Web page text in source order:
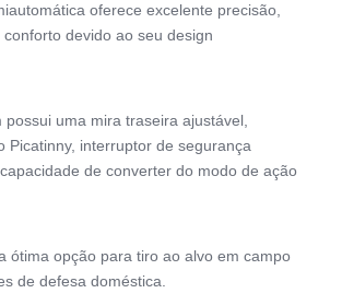
oferece excelente precisão,
devido ao seu design
possui uma mira traseira ajustável,
Picatinny, interruptor de segurança
de converter do modo de ação
ótima opção para tiro ao alvo em campo
de defesa doméstica.